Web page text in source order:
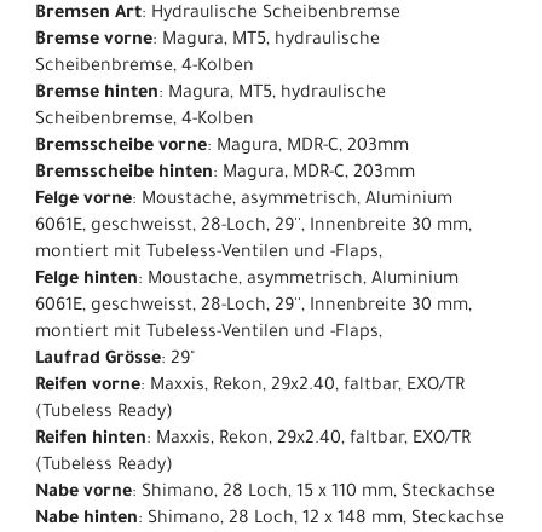
Bremsen Art: Hydraulische Scheibenbremse
Bremse vorne: Magura, MT5, hydraulische
Scheibenbremse, 4-Kolben
Bremse hinten: Magura, MT5, hydraulische
Scheibenbremse, 4-Kolben
Bremsscheibe vorne: Magura, MDR-C, 203mm
Bremsscheibe hinten: Magura, MDR-C, 203mm
Felge vorne: Moustache, asymmetrisch, Aluminium
6061E, geschweisst, 28-Loch, 29'', Innenbreite 30 mm,
montiert mit Tubeless-Ventilen und -Flaps,
Felge hinten: Moustache, asymmetrisch, Aluminium
6061E, geschweisst, 28-Loch, 29'', Innenbreite 30 mm,
montiert mit Tubeless-Ventilen und -Flaps,
Laufrad Grösse: 29"
Reifen vorne: Maxxis, Rekon, 29x2.40, faltbar, EXO/TR
(Tubeless Ready)
Reifen hinten: Maxxis, Rekon, 29x2.40, faltbar, EXO/TR
(Tubeless Ready)
Nabe vorne: Shimano, 28 Loch, 15 x 110 mm, Steckachse
Nabe hinten: Shimano, 28 Loch, 12 x 148 mm, Steckachse